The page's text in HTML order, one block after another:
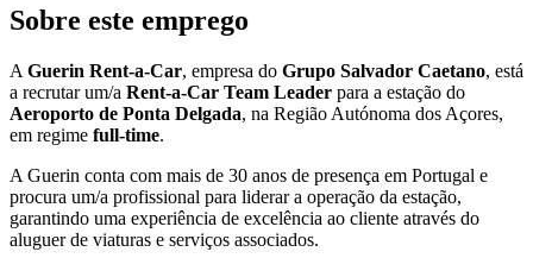
Sobre este emprego
A Guerin Rent-a-Car, empresa do Grupo Salvador Caetano, está
a recrutar um/a Rent-a-Car Team Leader para a estação do
Aeroporto de Ponta Delgada, na Região Autónoma dos Açores,
em regime full-time.
A Guerin conta com mais de 30 anos de presença em Portugal e
procura um/a profissional para liderar a operação da estação,
garantindo uma experiência de excelência ao cliente através do
aluguer de viaturas e serviços associados.